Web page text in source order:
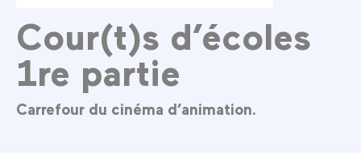
Cour(t)s d’écoles
1re partie
Carrefour du cinéma d’animation.